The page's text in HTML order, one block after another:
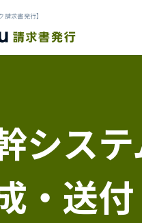
求書発行】
シス
・送